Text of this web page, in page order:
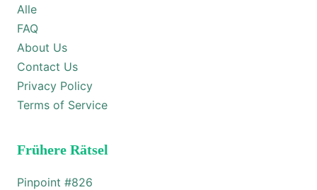
Alle
FAQ
About Us
Contact Us
Privacy Policy
Terms of Service
Frühere Rätsel
Pinpoint #826